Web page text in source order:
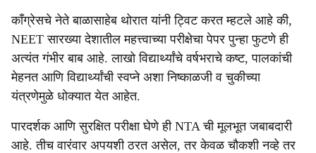
काँग्रेसचे नेते बाळासाहेब थोरात यांनी ट्विट करत म्हटले आहे की,
NEET सारख्या देशातील महत्त्वाच्या परीक्षेचा पेपर पुन्हा फुटणे ही
अत्यंत गंभीर बाब आहे. लाखो विद्यार्थ्यांचे वर्षभराचे कष्ट, पालकांची
मेहनत आणि विद्यार्थ्यांची स्वप्ने अशा निष्काळजी व चुकीच्या
यंत्रणेमुळे धोक्यात येत आहेत.
पारदर्शक आणि सुरक्षित परीक्षा घेणे ही NTA ची मूलभूत जबाबदारी
आहे. तीच वारंवार अपयशी ठरत असेल, तर केवळ चौकशी नव्हे तर